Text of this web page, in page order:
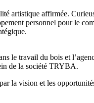
artistique affirmée.
personnel pour le
le travail du bois et
de la société TRYBA.
la vision et les